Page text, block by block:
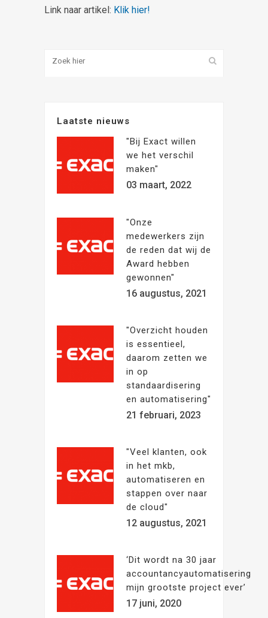
Link naar artikel: Klik hier!
Laatste nieuws
"Bij Exact willen
we het verschil
maken"
03 maart, 2022
"Onze
medewerkers zijn
de reden dat wij de
Award hebben
gewonnen"
16 augustus, 2021
"Overzicht houden
is essentieel,
daarom zetten we
in op
standaardisering
en automatisering"
21 februari, 2023
"Veel klanten, ook
in het mkb,
automatiseren en
stappen over naar
de cloud"
12 augustus, 2021
‘Dit wordt na 30 jaar
accountancyautomatisering
mijn grootste project ever’
17 juni, 2020